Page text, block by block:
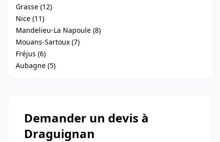
Grasse (12)
Nice (11)
Mandelieu-La Napoule (8)
Mouans-Sartoux (7)
Fréjus (6)
Aubagne (5)
Demander un devis à
Draguignan